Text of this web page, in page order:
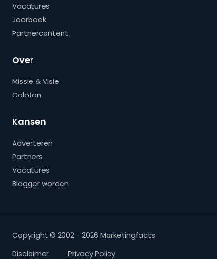
Vacatures
Jaarboek
Partnercontent
Over
Missie & Visie
Colofon
Kansen
Adverteren
Partners
Vacatures
Blogger worden
Copyright © 2002 - 2026 Marketingfacts
Disclaimer
Privacy Policy